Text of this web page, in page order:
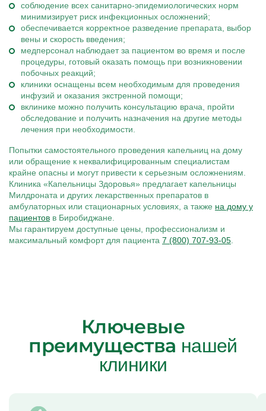
соблюдение всех санитарно-эпидемиологических норм
минимизирует риск инфекционных осложнений;
обеспечивается корректное разведение препарата, выбор
вены и скорость введения;
медперсонал наблюдает за пациентом во время и после
процедуры, готовый оказать помощь при возникновении
побочных реакций;
клиники оснащены всем необходимым для проведения
инфузий и оказания экстренной помощи;
вклинике можно получить консультацию врача, пройти
обследование и получить назначения на другие методы
лечения при необходимости.
Попытки самостоятельного проведения капельниц на дому
или обращение к неквалифицированным специалистам
крайне опасны и могут привести к серьезным осложнениям.
Клиника «Капельницы Здоровья» предлагает капельницы
Милдроната и других лекарственных препаратов в
амбулаторных или стационарных условиях, а также на дому у
пациентов в Биробиджане.
Мы гарантируем доступные цены, профессионализм и
максимальный комфорт для пациента 7 (800) 707-93-05
Ключевые
преимущества нашей
клиники